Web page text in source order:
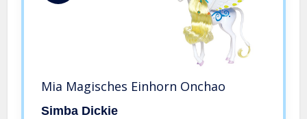
Mia Magisches Einhorn Onchao
Simba Dickie